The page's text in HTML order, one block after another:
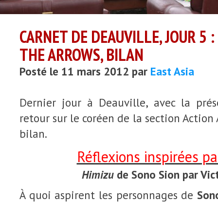
CARNET DE DEAUVILLE, JOUR 5
THE ARROWS, BILAN
Posté le 11 mars 2012 par East Asia
Dernier jour à Deauville, avec la
retour sur le coréen de la section Action
bilan.
Réflexions inspirées
Himizu de Sono Sion par
À quoi aspirent les personnages de